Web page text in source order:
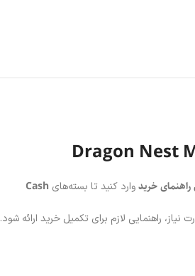
خریدوارد کنید تا بسته‌های Cash
نیاز، راهنمایی لازم برای تکمیل خرید ارائه شود.